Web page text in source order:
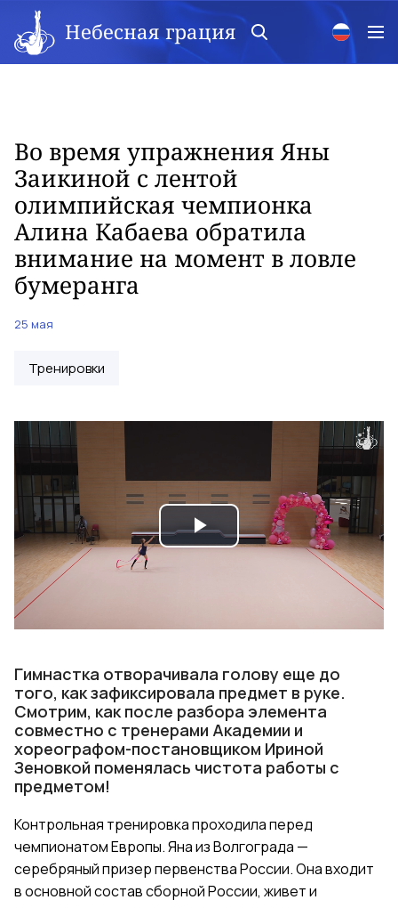
Небесная грация
Во время упражнения Яны
Заикиной с лентой
олимпийская чемпионка
Алина Кабаева обратила
внимание на момент в ловле
бумеранга
25 мая
Тренировки
Play
Гимнастка отворачивала голову еще до
того, как зафиксировала предмет в руке.
Смотрим, как после разбора элемента
совместно с тренерами Академии и
хореографом-постановщиком Ириной
Зеновкой поменялась чистота работы с
предметом!
Контрольная тренировка проходила перед
чемпионатом Европы. Яна из Волгограда —
серебряный призер первенства России. Она входит
в основной состав сборной России, живет и